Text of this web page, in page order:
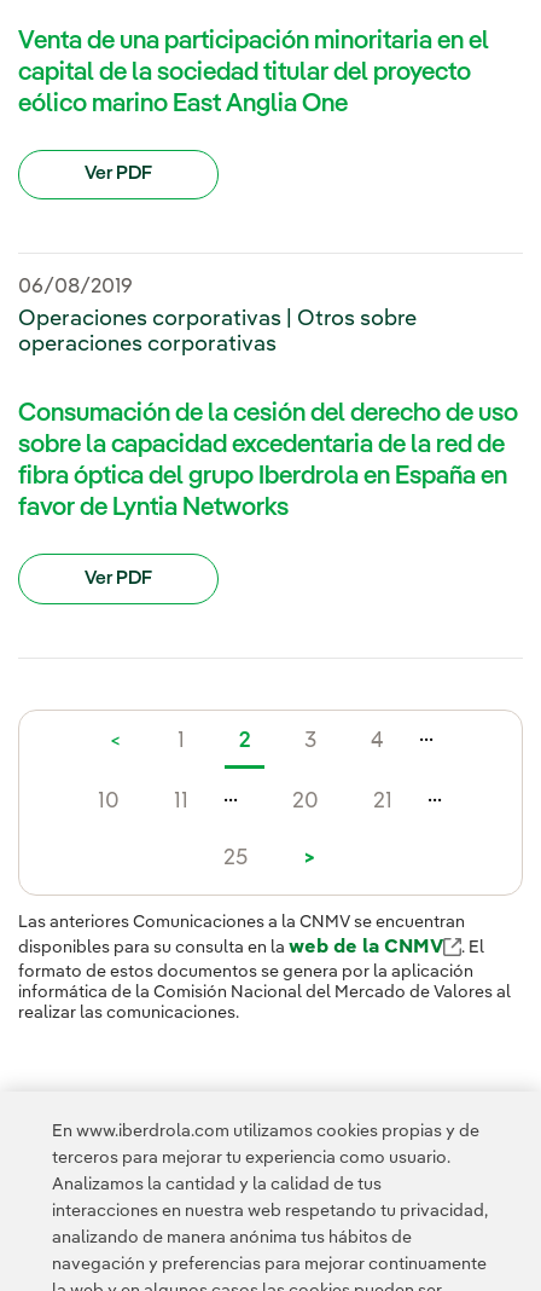
Venta de una participación minoritaria en el
capital de la sociedad titular del proyecto
eólico marino East Anglia One
Ver PDF
06/08/2019
Operaciones corporativas | Otros sobre
operaciones corporativas
Consumación de la cesión del derecho de uso
sobre la capacidad excedentaria de la red de
fibra óptica del grupo Iberdrola en España en
favor de Lyntia Networks
Ver PDF
< 1 2 3 4 ...
10 11 ... 20 21 ...
25 >
Las anteriores Comunicaciones a la CNMV se encuentran
disponibles para su consulta en la web de la CNMV
. El
formato de estos documentos se genera por la aplicación
informática de la Comisión Nacional del Mercado de Valores al
realizar las comunicaciones.
En www.iberdrola.com utilizamos cookies propias y de
terceros para mejorar tu experiencia como usuario.
Analizamos la cantidad y la calidad de tus
interacciones en nuestra web respetando tu privacidad,
analizando de manera anónima tus hábitos de
navegación y preferencias para mejorar continuamente